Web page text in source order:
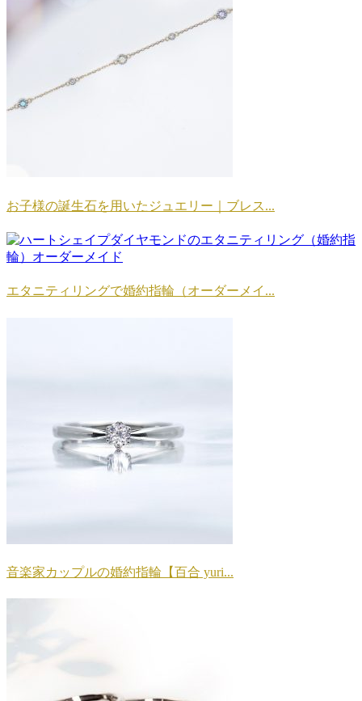
お子様の誕生石を用いたジュエリー｜ブレス...
エタニティリングで婚約指輪（オーダーメイ...
音楽家カップルの婚約指輪【百合 yuri...